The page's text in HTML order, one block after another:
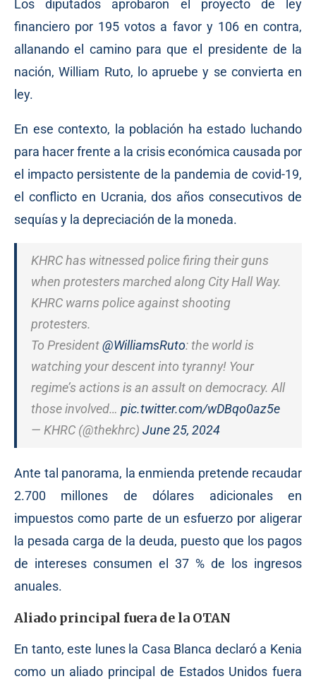
Los diputados aprobaron el proyecto de ley
financiero por 195 votos a favor y 106 en contra,
allanando el camino para que el presidente de la
nación, William Ruto, lo apruebe y se convierta en
ley.
En ese contexto, la población ha estado luchando
para hacer frente a la crisis económica causada por
el impacto persistente de la pandemia de covid-19,
el conflicto en Ucrania, dos años consecutivos de
sequías y la depreciación de la moneda.
KHRC has witnessed police firing their guns
when protesters marched along City Hall Way.
KHRC warns police against shooting
protesters.
To President@WilliamsRuto: the world is
watching your descent into tyranny! Your
regime’s actions is an assult on democracy. All
those involved… pic.twitter.com/wDBqo0az5e
— KHRC (@thekhrc) June 25, 2024
Ante tal panorama, la enmienda pretende recaudar
2.700 millones de dólares adicionales en
impuestos como parte de un esfuerzo por aligerar
la pesada carga de la deuda, puesto que los pagos
de intereses consumen el 37 % de los ingresos
anuales.
Aliado principal fuera de la OTAN
En tanto, este lunes la Casa Blanca declaró a Kenia
como un aliado principal de Estados Unidos fuera